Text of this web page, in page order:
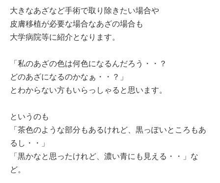
大きなあざなど手術で取り除きたい場合や
皮膚移植が必要な場合なあざの場合も
大学病院等に紹介となります。
「私のあざの色は何色になるんだろう・・？
どのあざになるのかなぁ・・？」
とわからない方もいらっしゃると思います。
というのも
「茶色のような部分もあるけれど、黒っぽいところもあ
るし・・」
「黒かなと思ったけれど、濃い青にも見える・・」な
ど。